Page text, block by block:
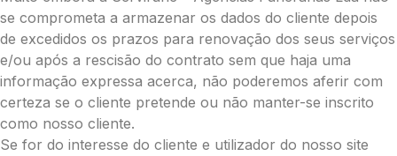
Opção 4 (€40)
Opção 5 (€45)
Opção 6 (€50)
Opção 7 (€55)
Opção 8 (€55)
Opção 9 (€65)
Palma:
se comprometa a armazenar os dados do cliente depois
de excedidos os prazos para renovação dos seus serviços
e/ou após a rescisão do contrato sem que haja uma
informação expressa acerca, não poderemos aferir com
certeza se o cliente pretende ou não manter-se inscrito
como nosso cliente.
Se for do interesse do cliente e utilizador do nosso site